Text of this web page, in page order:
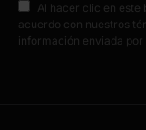
Al hacer clic en este
acuerdo con nuestros
información enviada por